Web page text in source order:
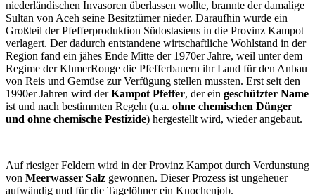
niederländischen Invasoren überlassen wollte, brannte der damalige
Sultan von Aceh seine Besitztümer nieder. Daraufhin wurde ein
Großteil der Pfefferproduktion Südostasiens in die Provinz Kampot
verlagert. Der dadurch entstandene wirtschaftliche Wohlstand in der
Region fand ein jähes Ende Mitte der 1970er Jahre, weil unter dem
Regime der KhmerRouge die Pfefferbauern ihr Land für den Anbau
von Reis und Gemüse zur Verfügung stellen mussten. Erst seit den
1990er Jahren wird derKampot Pfeffer, der ein geschützter Name
ist und nach bestimmten Regeln (u.a. ohne chemischen Dünger
und ohne chemische Pestizide) hergestellt wird, wieder angebaut.
Auf riesiger Feldern wird in der Provinz Kampot durch Verdunstung
von Meerwasser Salz gewonnen. Dieser Prozess ist ungeheuer
aufwändig und für die Tagelöhner ein Knochenjob.